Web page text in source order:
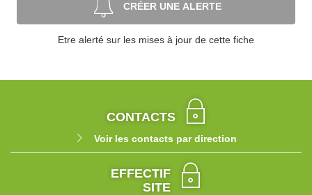
CRÉER UNE ALERTE
Etre alerté sur les mises à jour de cette fiche
CONTACTS
Voir les contacts par direction
EFFECTIF
SITE